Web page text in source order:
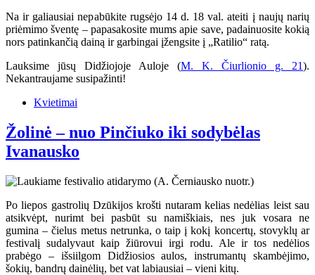
Na ir galiausiai nepabūkite rugsėjo 14 d. 18 val. ateiti į naujų narių
priėmimo šventę – papasakosite mums apie save, padainuosite kokią
nors patinkančią dainą ir garbingai įžengsite į „Ratilio“ ratą.
Lauksime jūsų Didžiojoje Auloje (M. K. Čiurlionio g. 21).
Nekantraujame susipažinti!
Kvietimai
Žolinė – nuo Pinčiuko iki sodybėlas
Ivanausko
Po liepos gastrolių Dzūkijos krošti nutaram kelias nedėlias leist sau
atsikvėpt, nurimt bei pasbūt su namiškiais, nes juk vosara ne
gumina – čielus metus netrunka, o taip į kokį koncertų, stovyklų ar
festivalį sudalyvaut kaip žiūrovui irgi rodu. Ale ir tos nedėlios
prabėgo – išsiilgom Didžiosios aulos, instrumantų skambėjimo,
šokių, bandrų dainėlių, bet vat labiausiai – vieni kitų.